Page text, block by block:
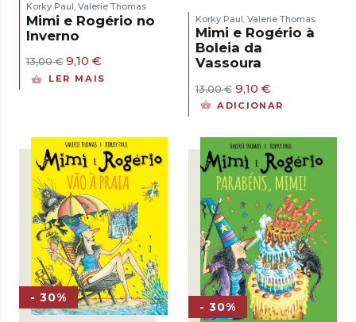
Korky Paul, Valerie Thomas
Mimi e Rogério no
Inverno
13,00€ O
preço
9,10 €
preço
LER MAIS
Korky Paul Valerie Thomas
Mimi e Rogério à
Boleia da
Vassoura
13,00€ O
preço
13,00 €.
9,10 €O
preço
9,10 €.
ADICIONAR
- 30%
- 30%